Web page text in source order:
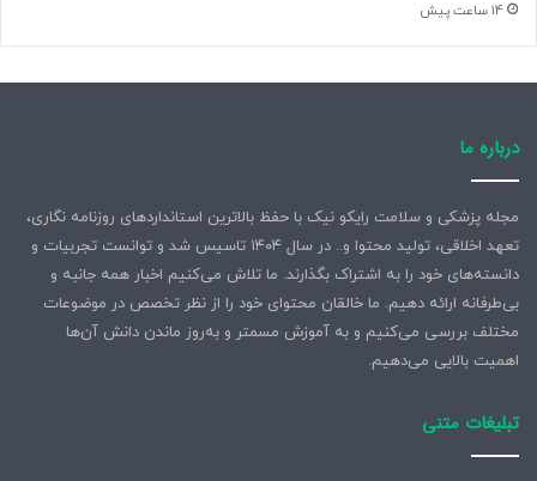
14 ساعت پیش
درباره ما
مجله پزشکی و سلامت رایکو نیک با حفظ بالاترین استانداردهای روزنامه نگاری،
تعهد اخلاقی، تولید محتوا و.. در سال ۱۴۰۴ تاسیس شد و توانست تجربیات و
دانسته‌های خود را به اشتراک بگذارند. ما تلاش می‌کنیم اخبار همه جانبه و
بی‌طرفانه ارائه دهیم. ما خالقان محتوای خود را از نظر تخصص در موضوعات
مختلف بررسی می‌کنیم و به آموزش مسمتر و به‌روز ماندن دانش آن‌ها
اهمیت بالایی می‌دهیم.
تبلیغات متنی